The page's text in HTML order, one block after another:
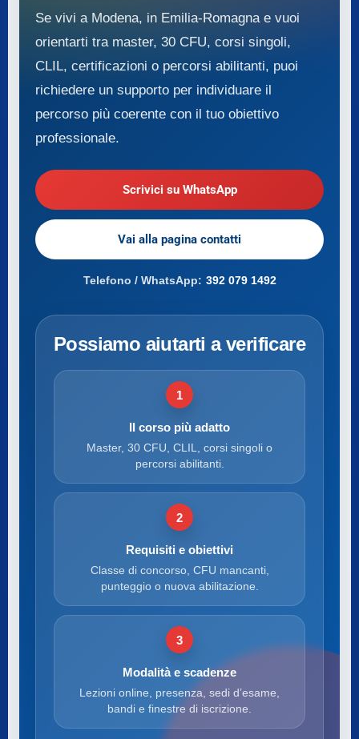
Se vivi a Modena, in Emilia-Romagna e vuoi
orientarti tra master, 30 CFU, corsi singoli,
CLIL, certificazioni o percorsi abilitanti, puoi
richiedere un supporto per individuare il
percorso più coerente con il tuo obiettivo
professionale.
Scrivici su WhatsApp
Vai alla pagina contatti
Telefono / WhatsApp: 392 079 1492
Possiamo aiutarti a verificare
1
Il corso più adatto
Master, 30 CFU, CLIL, corsi singoli o
percorsi abilitanti.
2
Requisiti e obiettivi
Classe di concorso, CFU mancanti,
punteggio o nuova abilitazione.
3
Modalità e scadenze
Lezioni online, presenza, sedi d’esame,
bandi e finestre di iscrizione.